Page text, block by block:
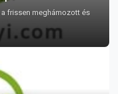
frissen meghámozott és